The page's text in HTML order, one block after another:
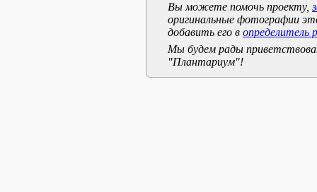
Вы можете помочь проекту,
оригинальные фотографии
добавить его в определитель
Мы будем рады
"Плантариум"!